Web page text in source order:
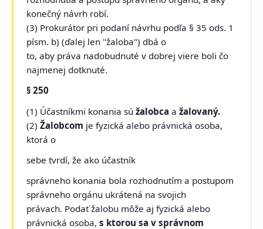
konečný návrh robí.
(3) Prokurátor pri podaní návrhu podľa § 35 ods. 1
písm. b) (ďalej len "žaloba") dbá o
to, aby práva nadobudnuté v dobrej viere boli čo
najmenej dotknuté.
§ 250
(1) Účastníkmi konania súžalobca ažalovaný.
(2)Žalobcom je fyzická alebo právnická osoba,
ktorá o
sebe tvrdí, že ako účastník
správneho konania bola rozhodnutím a postupom
správneho orgánu ukrátená na svojich
právach. Podať žalobu môže aj fyzická alebo
právnická osoba,s ktorou sa v správnom